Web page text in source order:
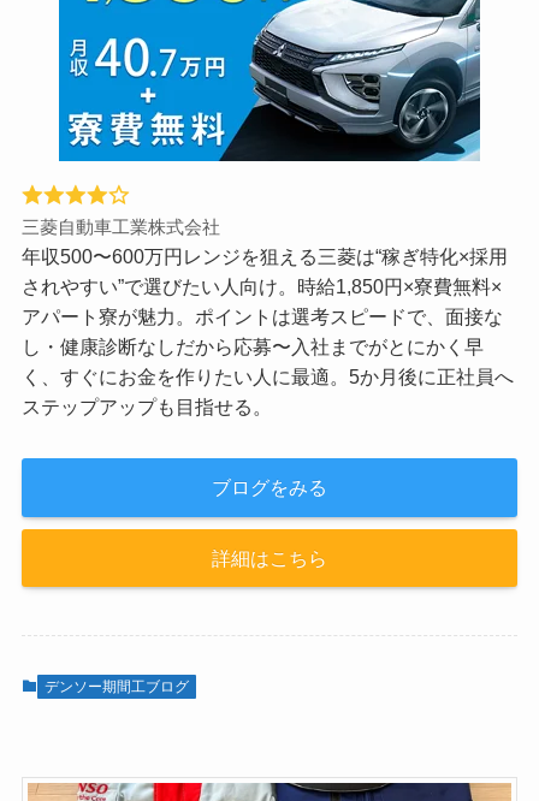
三菱自動車工業株式会社
年収500〜600万円レンジを狙える三菱は“稼ぎ特化×採用
されやすい”で選びたい人向け。時給1,850円×寮費無料×
アパート寮が魅力。ポイントは選考スピードで、面接な
し・健康診断なしだから応募〜入社までがとにかく早
く、すぐにお金を作りたい人に最適。5か月後に正社員へ
ステップアップも目指せる。
ブログをみる
詳細はこちら
デンソー期間工ブログ